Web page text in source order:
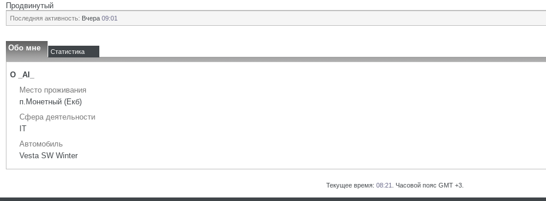
Продвинутый
Последняя активность: Вчера 09:01
Обо мне Статистика
О _AI_
Место проживания
п.Монетный (Екб)
Сфера деятельности
IT
Автомобиль
Vesta SW Winter
Текущее время: 08:21 . Часовой пояс GMT +3.